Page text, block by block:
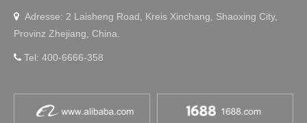
 Adresse: 2 Laisheng Road, Kreis Xinchang, Shaoxing City,
Provinz Zhejiang, China.
 Tel: 400-6666-358